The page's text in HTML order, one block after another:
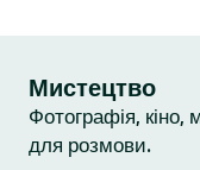
Мистецтво
Фотографія,
для розмови.